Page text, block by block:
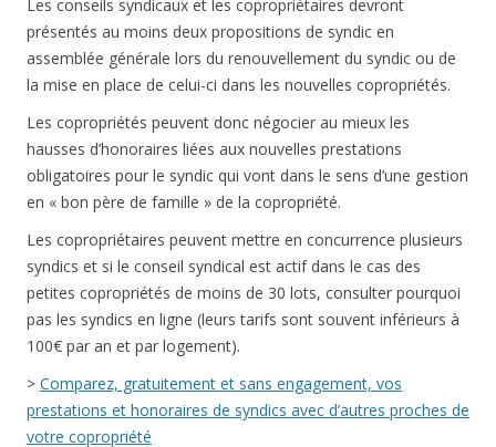
Les conseils syndicaux et les copropriétaires devront
présentés au moins deux propositions de syndic en
assemblée générale lors du renouvellement du syndic ou de
la mise en place de celui-ci dans les nouvelles copropriétés.
Les copropriétés peuvent donc négocier au mieux les
hausses d’honoraires liées aux nouvelles prestations
obligatoires pour le syndic qui vont dans le sens d’une gestion
en « bon père de famille » de la copropriété.
Les copropriétaires peuvent mettre en concurrence plusieurs
syndics et si le conseil syndical est actif dans le cas des
petites copropriétés de moins de 30 lots, consulter pourquoi
pas les syndics en ligne (leurs tarifs sont souvent inférieurs à
100€ par an et par logement).
> Comparez, gratuitement et sans engagement, vos
prestations et honoraires de syndics avec d’autres proches de
votre copropriété